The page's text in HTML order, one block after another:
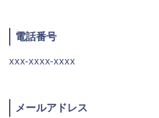
電話番号
xxx-xxxx-xxxx
メールアドレス